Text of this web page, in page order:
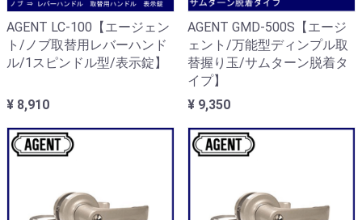
AGENT LC-100【エージェン
ト/ノブ取替用レバーハンド
ル/1スピンドル型/表示錠】
¥ 8,910
AGENT GMD-500S【エージ
ェント/万能型ディンプル取
替握り玉/サムターン脱着タ
イプ】
¥ 9,350